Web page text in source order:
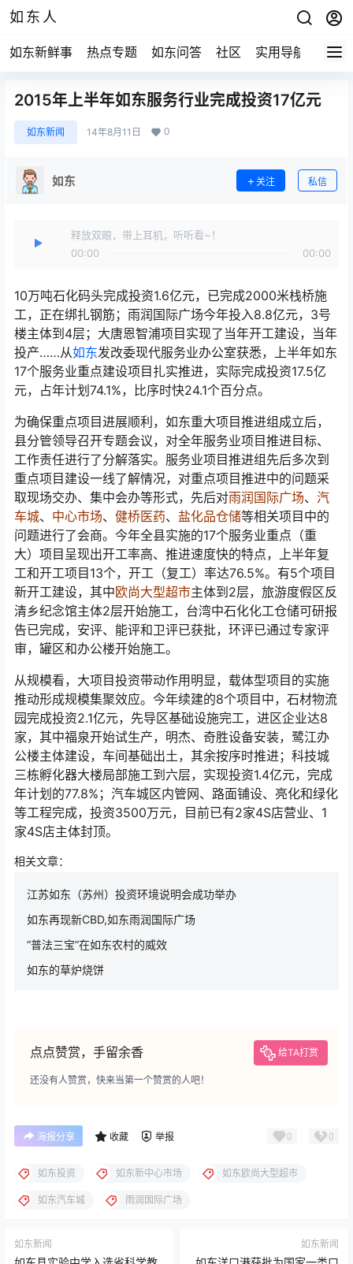
如东人
如东新鲜事 热点专题 如东问答 社区 实用导航 如东
2015年上半年如东服务行业完成投资17亿元
如东新闻 14年8月11日 0
如东 关注 私信
释放双眼，带上耳机，听听看~！
00:00
00:00
10万吨石化码头完成投资1.6亿元，已完成2000米栈桥施
工，正在绑扎钢筋；雨润国际广场今年投入8.8亿元，3号
楼主体到4层；大唐恩智浦项目实现了当年开工建设，当年
投产……从如东发改委现代服务业办公室获悉，上半年如东
17个服务业重点建设项目扎实推进，实际完成投资17.5亿
元，占年计划74.1%，比序时快24.1个百分点。
为确保重点项目进展顺利，如东重大项目推进组成立后，
县分管领导召开专题会议，对全年服务业项目推进目标、
工作责任进行了分解落实。服务业项目推进组先后多次到
重点项目建设一线了解情况，对重点项目推进中的问题采
取现场交办、集中会办等形式，先后对雨润国际广场、 汽
车城、 中心市场、 健桥医药、 盐化品仓储等相关项目中的
问题进行了会商。今年全县实施的17个服务业重点（重
大）项目呈现出开工率高、推进速度快的特点，上半年复
工和开工项目13个，开工（复工）率达76.5%。有5个项目
新开工建设，其中欧尚大型超市主体到2层，旅游度假区反
清乡纪念馆主体2层开始施工，台湾中石化化工仓储可研报
告已完成，安评、能评和卫评已获批，环评已通过专家评
审，罐区和办公楼开始施工。
从规模看，大项目投资带动作用明显，载体型项目的实施
推动形成规模集聚效应。今年续建的8个项目中，石材物流
园完成投资2.1亿元，先导区基础设施完工，进区企业达8
家，其中福泉开始试生产，明杰、奇胜设备安装，鹭江办
公楼主体建设，车间基础出土，其余按序时推进；科技城
三栋孵化器大楼局部施工到六层，实现投资1.4亿元，完成
年计划的77.8%；汽车城区内管网、路面铺设、亮化和绿化
等工程完成，投资3500万元，目前已有2家4S店营业、1
家4S店主体封顶。
相关文章：
江苏如东（苏州）投资环境说明会成功举办
如东再现新CBD,如东雨润国际广场
“普法三宝”在如东农村的威效
如东的草炉烧饼
点点赞赏，手留余香 给TA打赏
还没有人赞赏，快来当第一个赞赏的人吧！
海报分享 收藏 举报 0 0
如东投资 如东新中心市场 如东欧尚大型超市
如东汽车城 雨润国际广场
如东新闻 如东新闻